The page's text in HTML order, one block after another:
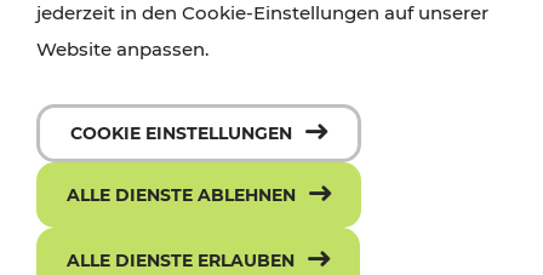
jederzeit in den Cookie-Einstellungen auf unserer
Website anpassen.
COOKIE EINSTELLUNGEN
ALLE DIENSTE ABLEHNEN
ALLE DIENSTE ERLAUBEN